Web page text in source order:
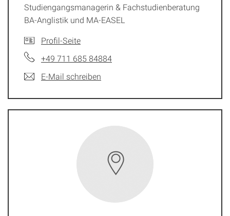
Studiengangsmanagerin & Fachstudienberatung
BA-Anglistik und MA-EASEL
Profil-Seite
+49 711 685 84884
E-Mail schreiben